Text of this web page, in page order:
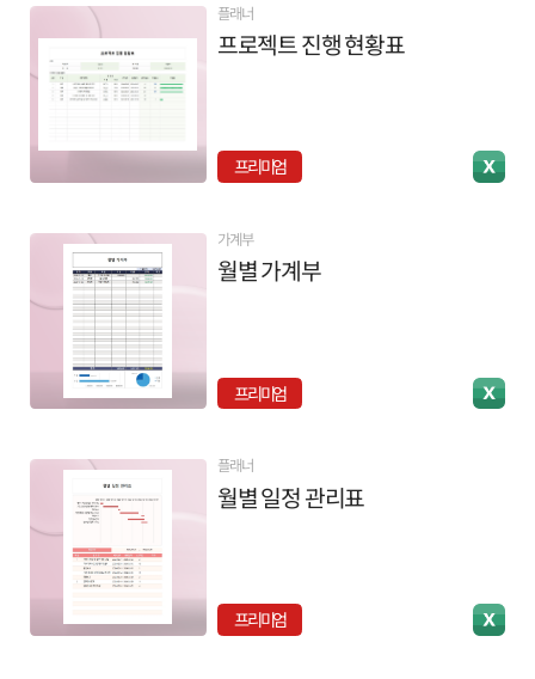
플래너
프로젝트 진행 현황표
프리미엄
가계부
월별 가계부
프리미엄
플래너
월별 일정 관리표
프리미엄